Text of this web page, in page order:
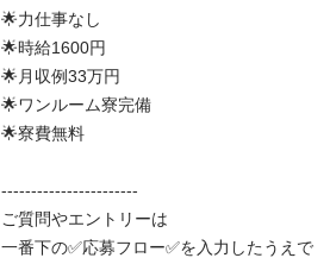
🌟力仕事なし
🌟時給1600円
🌟月収例33万円
🌟ワンルーム寮完備
🌟寮費無料
-----------------------
ご質問やエントリーは
一番下の✅応募フロー✅を入力したうえで